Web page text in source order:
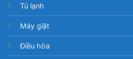
Tủ lạnh
Máy giặt
Điều hòa